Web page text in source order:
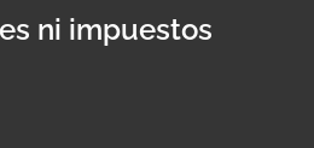
ni impuestos